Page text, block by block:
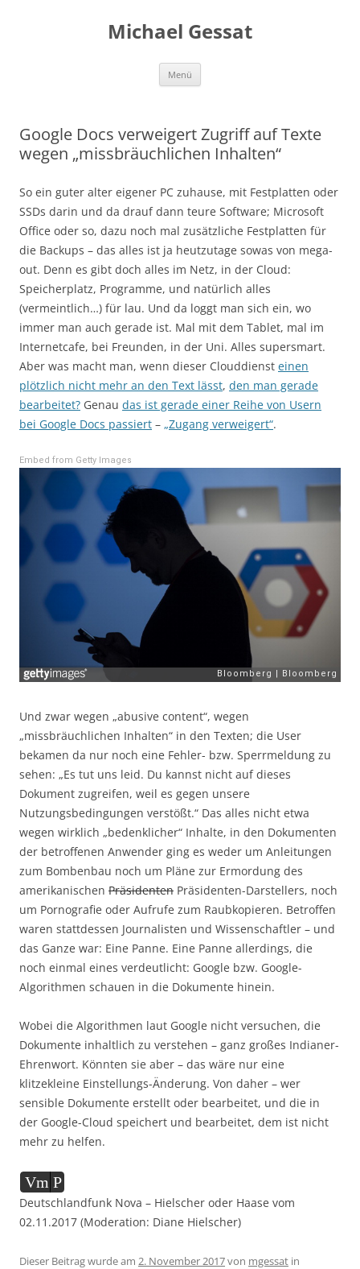
Michael Gessat
Menü
Google Docs verweigert Zugriff auf Texte
wegen „missbräuchlichen Inhalten“
So ein guter alter eigener PC zuhause, mit Festplatten oder
SSDs darin und da drauf dann teure Software; Microsoft
Office oder so, dazu noch mal zusätzliche Festplatten für
die Backups – das alles ist ja heutzutage sowas von mega-
out. Denn es gibt doch alles im Netz, in der Cloud:
Speicherplatz, Programme, und natürlich alles
(vermeintlich…) für lau. Und da loggt man sich ein, wo
immer man auch gerade ist. Mal mit dem Tablet, mal im
Internetcafe, bei Freunden, in der Uni. Alles supersmart.
Aber was macht man, wenn dieser Clouddienst einen
plötzlich nicht mehr an den Text lässt, den man gerade
bearbeitet? Genau das ist gerade einer Reihe von Usern
bei Google Docs passiert – „Zugang verweigert“.
Embed from Getty Images
Und zwar wegen „abusive content“, wegen
„missbräuchlichen Inhalten“ in den Texten; die User
bekamen da nur noch eine Fehler- bzw. Sperrmeldung zu
sehen: „Es tut uns leid. Du kannst nicht auf dieses
Dokument zugreifen, weil es gegen unsere
Nutzungsbedingungen verstößt.“ Das alles nicht etwa
wegen wirklich „bedenklicher“ Inhalte, in den Dokumenten
der betroffenen Anwender ging es weder um Anleitungen
zum Bombenbau noch um Pläne zur Ermordung des
amerikanischen Präsidenten Präsidenten-Darstellers, noch
um Pornografie oder Aufrufe zum Raubkopieren. Betroffen
waren stattdessen Journalisten und Wissenschaftler – und
das Ganze war: Eine Panne. Eine Panne allerdings, die
noch einmal eines verdeutlicht: Google bzw. Google-
Algorithmen schauen in die Dokumente hinein.
Wobei die Algorithmen laut Google nicht versuchen, die
Dokumente inhaltlich zu verstehen – ganz großes Indianer-
Ehrenwort. Könnten sie aber – das wäre nur eine
klitzekleine Einstellungs-Änderung. Von daher – wer
sensible Dokumente erstellt oder bearbeitet, und die in
der Google-Cloud speichert und bearbeitet, dem ist nicht
mehr zu helfen.
Audio-
Player
Vm P
Deutschlandfunk Nova – Hielscher oder Haase vom
02.11.2017 (Moderation: Diane Hielscher)
Dieser Beitrag wurde am 2. November 2017von mgessat in